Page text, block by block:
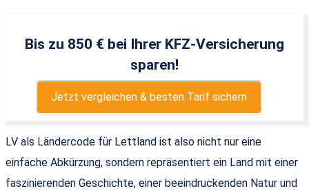
Bis zu 850 € bei Ihrer KFZ-Versicherung
sparen!
Jetzt vergleichen & besten Tarif sichern
LV als Ländercode für Lettland ist also nicht nur eine
einfache Abkürzung, sondern repräsentiert ein Land mit einer
faszinierenden Geschichte, einer beeindruckenden Natur und